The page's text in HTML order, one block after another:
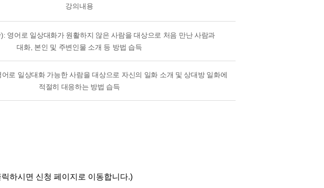
강의내용
영어로 일상대화가 원활하지 않은 사람을 대상으로 처음 만난 사람과
대화, 본인 및 주변인물 소개 등 방법 습득
로 일상대화 가능한 사람을 대상으로 자신의 일화 소개 및 상대방 일화에
적절히 대응하는 방법 습득
릭하시면 신청 페이지로 이동합니다.)